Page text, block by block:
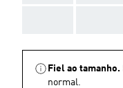
Fiel ao tamanho.
normal.